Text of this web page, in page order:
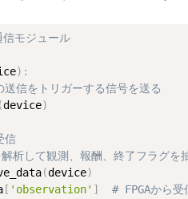
モジュール
) :
送信をトリガーする信号を送る
(device)
信
析して観測、報酬、終了フラグを
(device)
[ 'observation' ]
# FPGAから受